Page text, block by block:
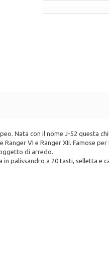
Nata con il nome J-52 questa
VI e Ranger XII. Famose
di arredo.
palissandro a 20 tasti, selletta e